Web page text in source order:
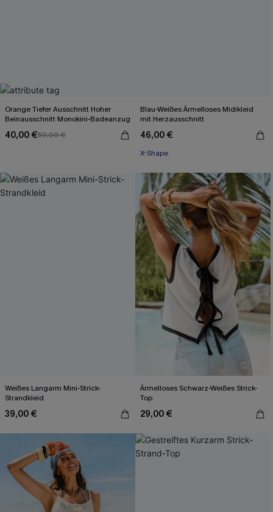
Orange Tiefer Ausschnitt Hoher
Beinausschnitt Monokini-Badeanzug
40,00 €50,00 €
Blau-Weißes Ärmelloses Midikleid
mit Herzausschnitt
46,00 €
X-Shape
Weißes Langarm Mini-Strick-
Strandkleid
39,00 €
Ärmelloses Schwarz-Weißes Strick-
Top
29,00 €